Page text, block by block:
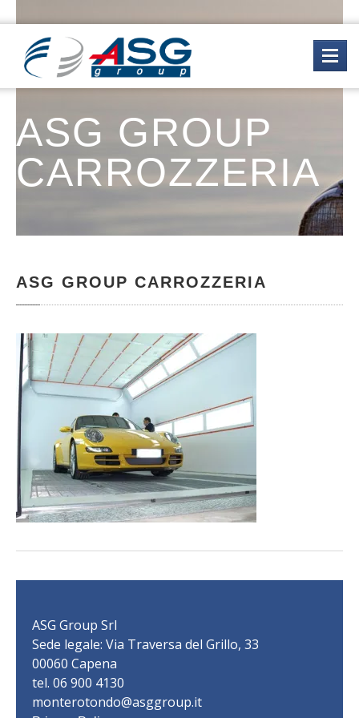
SERVIZI
OFFERTE
ASG GROUP
CARROZZERIA
ASG GROUP CARROZZERIA
ASG Group Srl
Sede legale: Via Traversa del Grillo, 33
00060 Capena
tel. 06 900 4130
monterotondo@asggroup.it